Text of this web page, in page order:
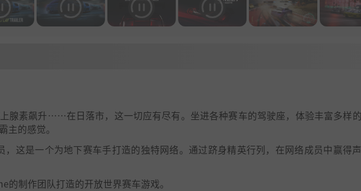
腺素飙升……在日落市，这一切应有尽有。坐进各种赛车的驾驶座，体验丰富多样
主的感觉。
，这是一个为地下赛车手打造的独特网络。通过跻身精英行列，在网络成员中赢得
的制作团队打造的开放世界赛车游戏。